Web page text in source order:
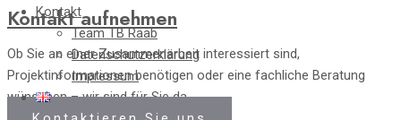
Kontakt
Team TB Raab
Datenschutzerklärung
Impressum
Kontakt aufnehmen
Ob Sie an einer Zusammenarbeit interessiert sind,
Projektinformationen benötigen oder eine fachliche Beratung
wünschen – wir sind für Sie da.